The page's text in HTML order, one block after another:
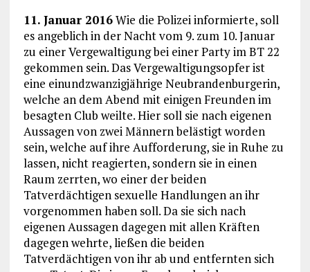
11. Januar 2016Wie die Polizei informierte, soll
es angeblich in der Nacht vom 9. zum 10. Januar
zu einer Vergewaltigung bei einer Party im BT 22
gekommen sein. Das Vergewaltigungsopfer ist
eine einundzwanzigjährige Neubrandenburgerin,
welche an dem Abend mit einigen Freunden im
besagten Club weilte. Hier soll sie nach eigenen
Aussagen von zwei Männern belästigt worden
sein, welche auf ihre Aufforderung, sie in Ruhe zu
lassen, nicht reagierten, sondern sie in einen
Raum zerrten, wo einer der beiden
Tatverdächtigen sexuelle Handlungen an ihr
vorgenommen haben soll. Da sie sich nach
eigenen Aussagen dagegen mit allen Kräften
dagegen wehrte, ließen die beiden
Tatverdächtigen von ihr ab und entfernten sich